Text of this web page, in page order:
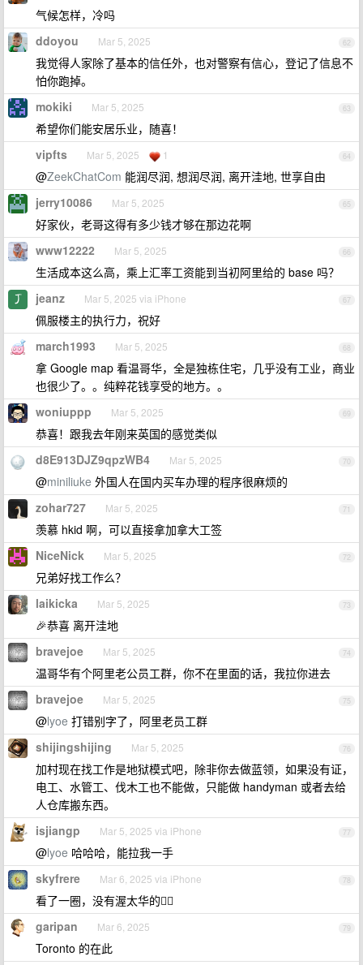
气候怎样，冷吗
62
ddoyou Mar 5, 2025
我觉得人家除了基本的信任外，也对警察有信心，登记了信息不
怕你跑掉。
63
mokiki Mar 5, 2025
希望你们能安居乐业，随喜！
64
vipfts Mar 5, 2025 1
@ZeekChatCom 能润尽润, 想润尽润, 离开洼地, 世享自由
65
jerry10086 Mar 5, 2025
好家伙，老哥这得有多少钱才够在那边花啊
66
www12222 Mar 5, 2025
生活成本这么高，乘上汇率工资能到当初阿里给的 base 吗？
67
jeanz Mar 5, 2025 via iPhone
佩服楼主的执行力，祝好
68
march1993 Mar 5, 2025
拿 Google map 看温哥华，全是独栋住宅，几乎没有工业，商业
也很少了。。纯粹花钱享受的地方。。
69
woniuppp Mar 5, 2025
恭喜！跟我去年刚来英国的感觉类似
70
d8E913DJZ9qpzWB4 Mar 5, 2025
@miniliuke 外国人在国内买车办理的程序很麻烦的
71
zohar727 Mar 5, 2025
羡慕 hkid 啊，可以直接拿加拿大工签
72
NiceNick Mar 5, 2025
兄弟好找工作么？
73
laikicka Mar 5, 2025
🎉恭喜 离开洼地
74
bravejoe Mar 5, 2025
温哥华有个阿里老公员工群，你不在里面的话，我拉你进去
75
bravejoe Mar 5, 2025
@lyoe 打错别字了，阿里老员工群
76
shijingshijing Mar 5, 2025
加村现在找工作是地狱模式吧，除非你去做蓝领，如果没有证，
电工、水管工、伐木工也不能做，只能做 handyman 或者去给
人仓库搬东西。
77
isjiangp Mar 5, 2025 via iPhone
@lyoe 哈哈哈，能拉我一手
78
skyfrere Mar 6, 2025 via iPhone
看了一圈，没有渥太华的😶‍🌫️
79
garipan Mar 6, 2025
Toronto 的在此